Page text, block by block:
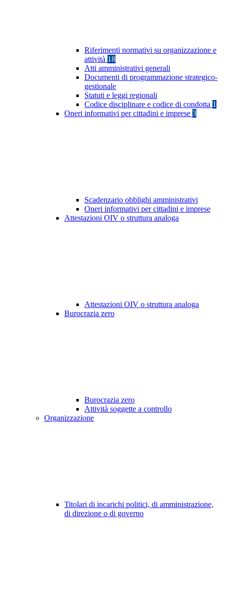
Riferimenti normativi su organizzazione e
attività 18
Atti amministrativi generali
Documenti di programmazione strategico-
gestionale
Statuti e leggi regionali
Codice disciplinare e codice di condotta 1
Oneri informativi per cittadini e imprese 3
Scadenzario obblighi amministrativi
Oneri informativi per cittadini e imprese
Attestazioni OIV o struttura analoga
Attestazioni OIV o struttura analoga
Burocrazia zero
Burocrazia zero
Attività soggette a controllo
Organizzazione
Titolari di incarichi politici, di amministrazione,
di direzione o di governo